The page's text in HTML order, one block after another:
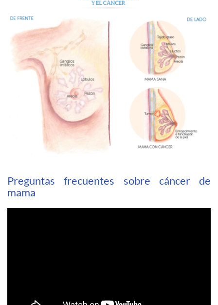
Preguntas frecuentes sobre cáncer de
mama